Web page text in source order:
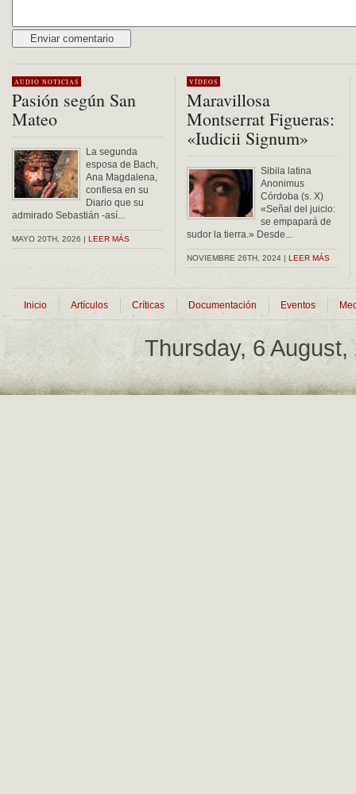
AUDIO NOTICIAS
Pasión según San
Mateo
La segunda
esposa de Bach,
Ana Magdalena,
confiesa en su
Diario que su
admirado Sebastián -así...
MAYO 20TH, 2026 | LEER MÁS
VÍDEOS
Maravillosa
Montserrat Figueras:
«Iudicii Signum»
Sibila latina
Anonimus
Córdoba (s. X)
«Señal del juicio:
se empapará de
sudor la tierra.» Desde...
NOVIEMBRE 26TH, 2024 | LEER MÁS
Inicio Artículos Críticas Documentación Eventos
Thursday, 6